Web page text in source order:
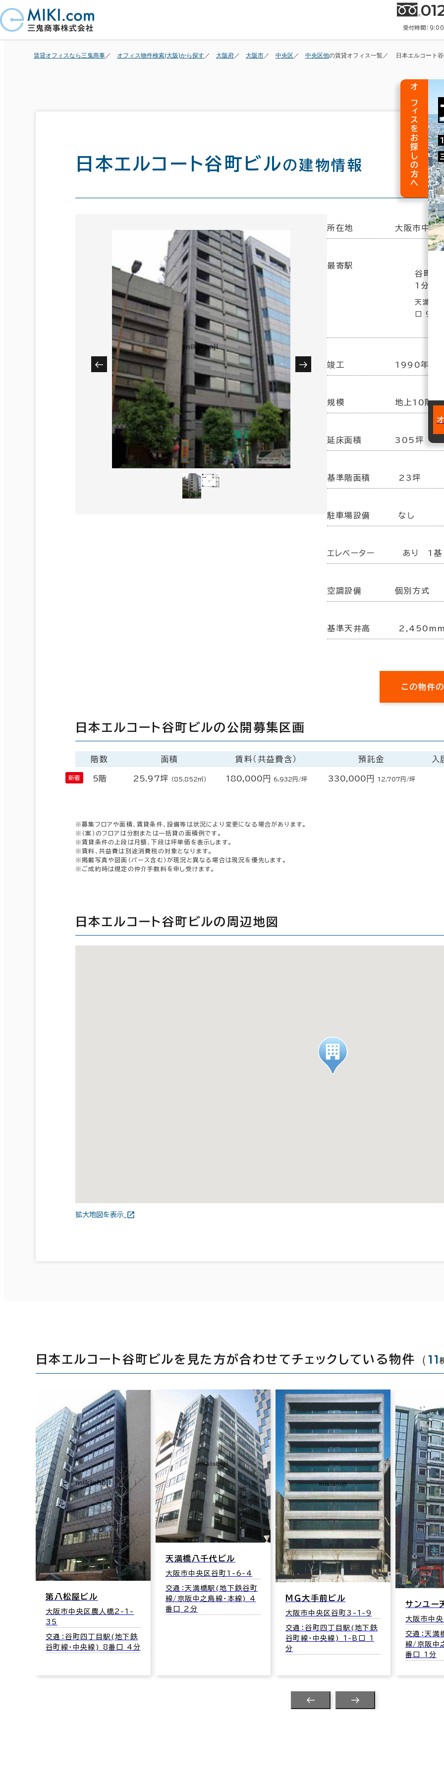
受付時間：
賃貸オフィスなら三鬼商事 オフィス物件検索(大阪)から探す 大阪府 大阪市 中央区 中央区他の賃貸オフィス一覧 日本エルコート
日本エルコート谷町ビルの建物情報
所在地 大阪市中
最寄駅
谷町四
1分
天満橋
口 9分
竣工 1990年 1
規模 地上10階建
延床面積 305坪
基準階面積 23坪
駐車場設備 なし
エレベーター あり 1基
空調設備 個別方式
基準天井高
この物件
日本エルコート谷町ビルの公開募集区画
階数 面積 賃料（共益費含） 預託金 入
5階 25.97坪 （85.852㎡） 180,000円 6,932円/坪 330,000円 12,707円/坪
※募集フロアや面積、賃貸条件、設備等は状況により変更になる場合があります。
※（案）のフロアは分割または一括貸の面積例です。
※賃貸条件の上段は月額、下段は坪単価を表示します。
※賃料、共益費は別途消費税の対象となります。
※掲載写真や図面（パース含む）が現況と異なる場合は現況を優先します。
※ご成約時は規定の仲介手数料を申し受けます。
日本エルコート谷町ビルの周辺地図
拡大地図を表示
日本エルコート谷町ビルを見た方が合わせてチェックしている物件 （11
第八松屋ビル
大阪市中央区農人橋2-1-
35
交通：谷町四丁目駅(地下鉄
谷町線･中央線) 8番口 4分
天満橋八千代ビル
大阪市中央区谷町1-6-4
交通：天満橋駅(地下鉄谷町
線/京阪中之島線･本線) 4
番口 2分
ＭＧ大手前ビル
大阪市中央区谷町3-1-9
交通：谷町四丁目駅(地下鉄
谷町線･中央線) 1-B口 1
分
サンユー
大阪市中
交通：天
線/京阪中
番口 1分
オフィスをお探しの方へ